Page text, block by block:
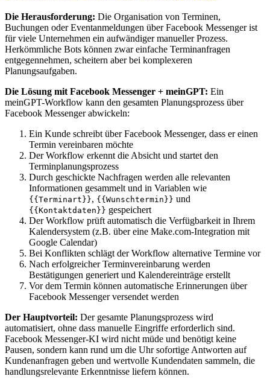
Die Herausforderung: Die Organisation von Terminen,
Buchungen oder Eventanmeldungen über Facebook Messenger ist
für viele Unternehmen ein aufwändiger manueller Prozess.
Herkömmliche Bots können zwar einfache Terminanfragen
entgegennehmen, scheitern aber bei komplexeren
Planungsaufgaben.
Die Lösung mit Facebook Messenger + meinGPT: Ein
meinGPT-Workflow kann den gesamten Planungsprozess über
Facebook Messenger abwickeln:
Ein Kunde schreibt über Facebook Messenger, dass er einen
Termin vereinbaren möchte
Der Workflow erkennt die Absicht und startet den
Terminplanungsprozess
Durch geschickte Nachfragen werden alle relevanten
Informationen gesammelt und in Variablen wie
{{Terminart}}, {{Wunschtermin}} und
{{Kontaktdaten}} gespeichert
Der Workflow prüft automatisch die Verfügbarkeit in Ihrem
Kalendersystem (z.B. über eine Make.com-Integration mit
Google Calendar)
Bei Konflikten schlägt der Workflow alternative Termine vor
Nach erfolgreicher Terminvereinbarung werden
Bestätigungen generiert und Kalendereinträge erstellt
Vor dem Termin können automatische Erinnerungen über
Facebook Messenger versendet werden
Der Hauptvorteil: Der gesamte Planungsprozess wird
automatisiert, ohne dass manuelle Eingriffe erforderlich sind.
Facebook Messenger-KI wird nicht müde und benötigt keine
Pausen, sondern kann rund um die Uhr sofortige Antworten auf
Kundenanfragen geben und wertvolle Kundendaten sammeln, die
handlungsrelevante Erkenntnisse liefern können.